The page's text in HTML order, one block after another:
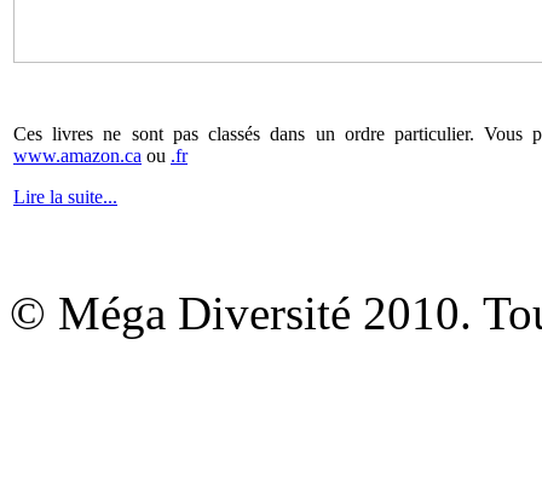
Ces livres ne sont pas classés dans un ordre particulier. Vous
www.amazon.ca ou .fr
Lire la suite...
© Méga Diversité 2010.